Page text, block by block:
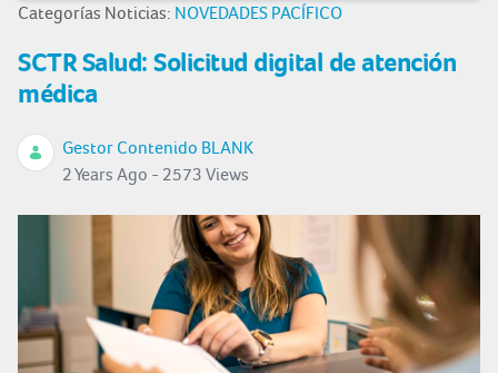
Categorías Noticias: NOVEDADES PACÍFICO
SCTR Salud: Solicitud digital de atención
médica
Gestor Contenido BLANK
2 Years Ago - 2573 Views